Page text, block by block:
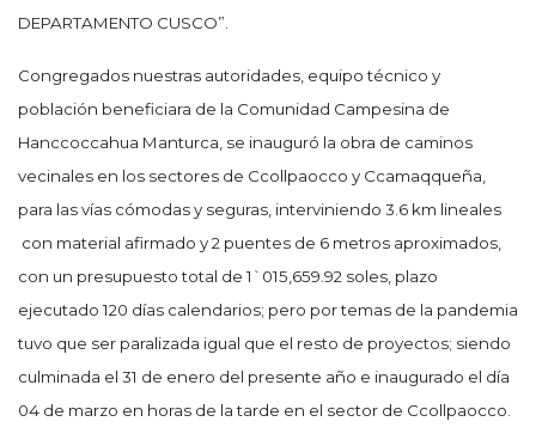
DEPARTAMENTO CUSCO”.
Congregados nuestras autoridades, equipo técnico y
población beneficiara de la Comunidad Campesina de
Hanccoccahua Manturca, se inauguró la obra de caminos
vecinales en los sectores de Ccollpaocco y Ccamaqqueña,
para las vías cómodas y seguras, interviniendo 3.6 km lineales
con material afirmado y 2 puentes de 6 metros aproximados,
con un presupuesto total de 1`015,659.92 soles, plazo
ejecutado 120 días calendarios; pero por temas de la pandemia
tuvo que ser paralizada igual que el resto de proyectos; siendo
culminada el 31 de enero del presente año e inaugurado el día
04 de marzo en horas de la tarde en el sector de Ccollpaocco.